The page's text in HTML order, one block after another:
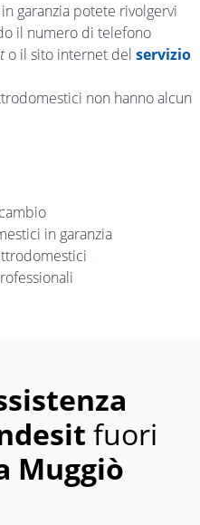
garanzia potete rivolgervi
il numero di telefono
o il sito internet del servizio
non hanno alcun
in garanzia
fuori
Muggiò